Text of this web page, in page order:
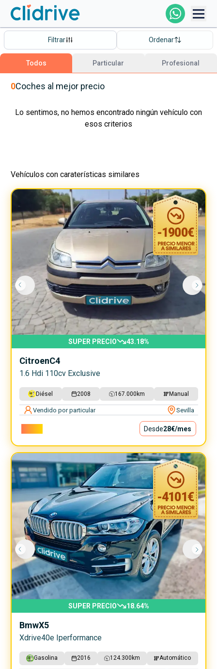
Comprar Coche
Todos Los Coches
Profesional
Particular
Clidrive
Filtrar Ordenar
Todos Particular Profesional
0Coches al mejor precio
Lo sentimos, no hemos encontrado ningún vehículo con
esos criterios
Vehículos con caraterísticas similares
-1900€
SUPER PRECIO 43.18%
CitroenC4
1.6 Hdi 110cv Exclusive
Diésel 2008 167.000 km Manual
Vendido por particular Sevilla
Desde28€/mes
-4101€
SUPER PRECIO 18.64%
BmwX5
Xdrive40e Iperformance
Gasolina 2016 124.300 km Automático